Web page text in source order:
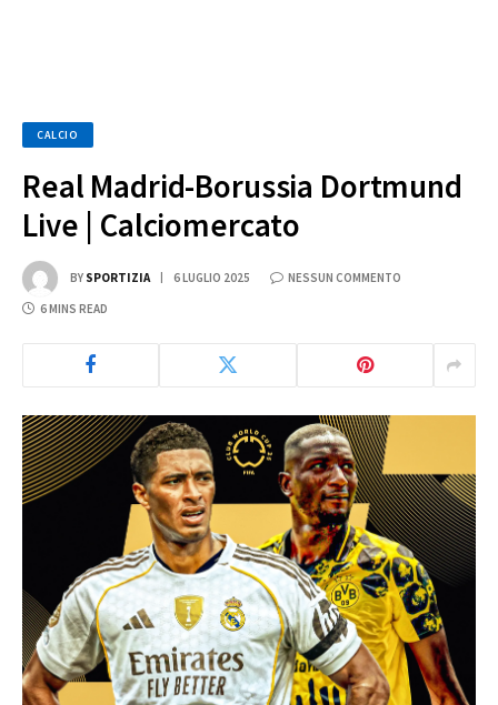
CALCIO
Real Madrid-Borussia Dortmund
Live | Calciomercato
BY SPORTIZIA 6 LUGLIO 2025 NESSUN COMMENTO
6 MINS READ